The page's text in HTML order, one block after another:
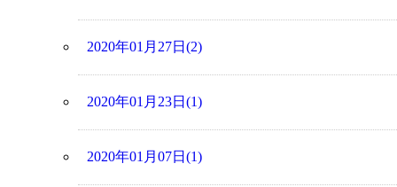
2020年01月27日(2)
2020年01月23日(1)
2020年01月07日(1)